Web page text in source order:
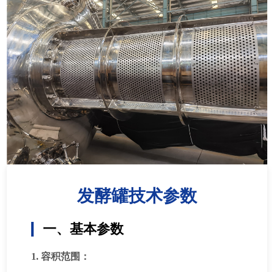
发酵罐技术参数
一、基本参数
1. 容积范围：